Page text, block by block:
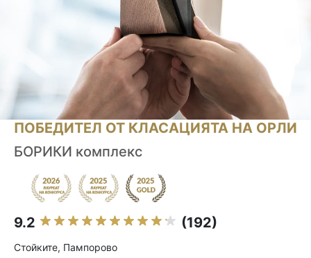
ПОБЕДИТЕЛ ОТ КЛАСАЦИЯТА НА ОРЛИ
БОРИКИ комплекс
9.2 (192)
Стойките, Пампорово